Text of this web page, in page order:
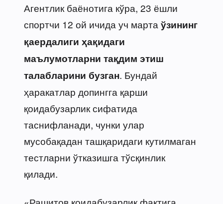
Агентлик баёнотига кўра, 23 ёшли
спортчи 12 ой ичида уч марта ўзининг
қаердалиги ҳақидаги
маълумотларни тақдим этиш
талабларини бузган. Бундай
ҳаракатлар допингга қарши
қоидабузарлик сифатида
таснифланади, чунки улар
мусобақадан ташқаридаги кутилмаган
тестларни ўтказишга тўсқинлик
қилади.